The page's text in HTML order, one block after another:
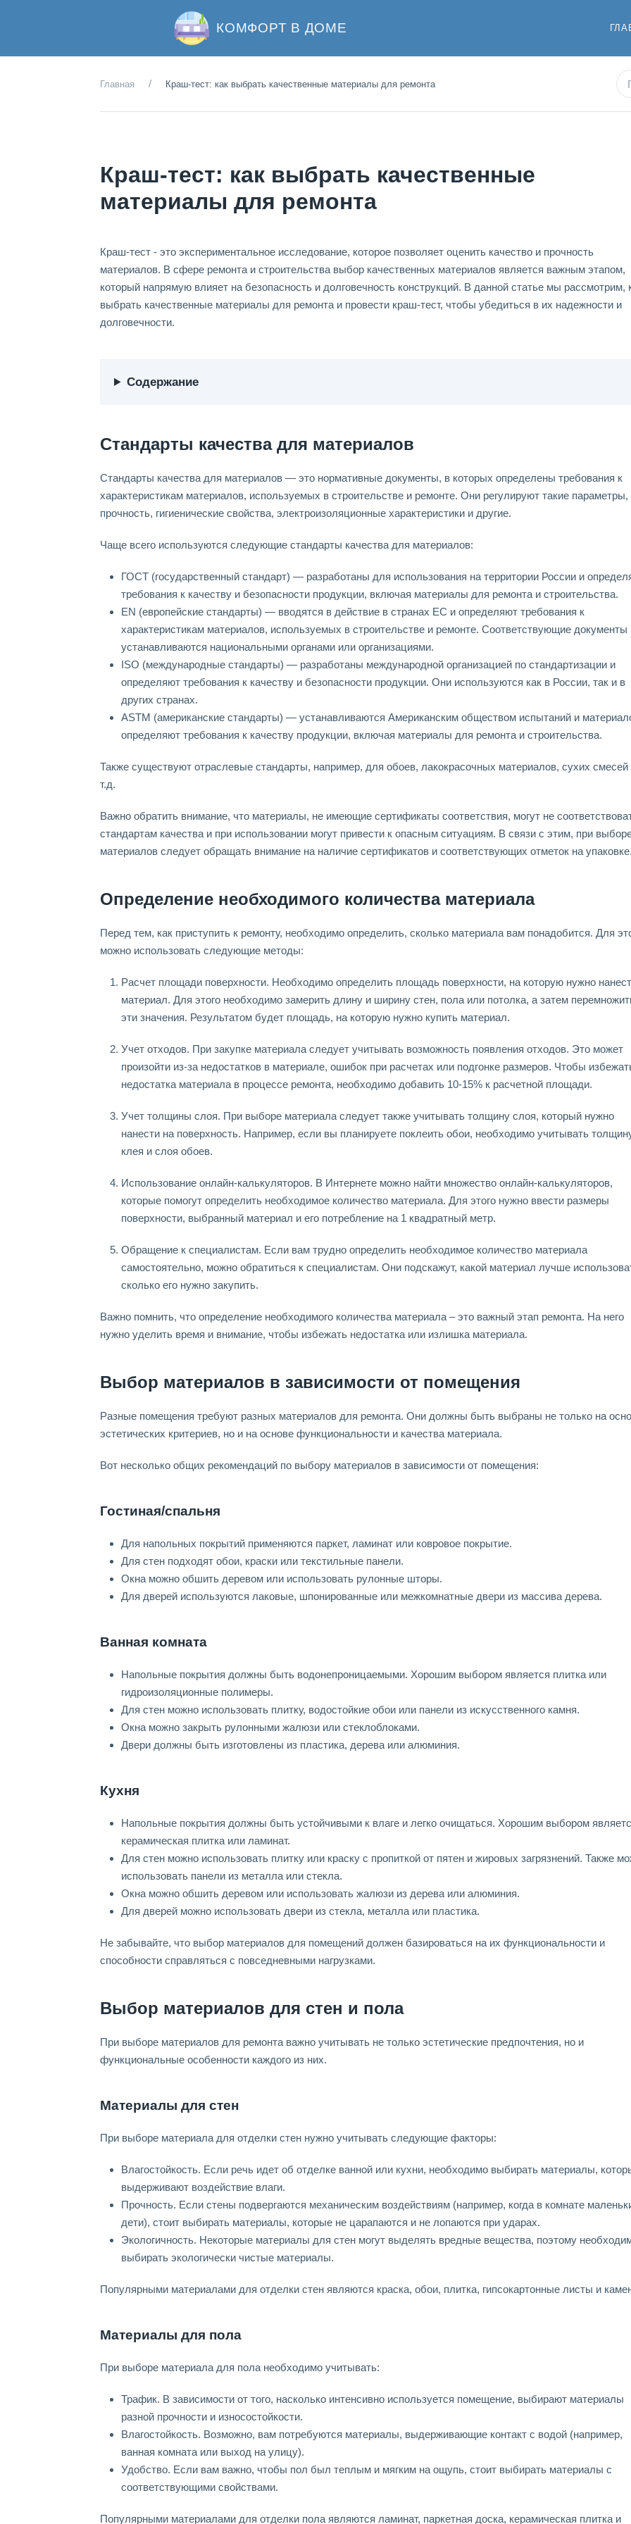
КОМФОРТ В ДОМЕ
Главная Краш-тест: как выбрать качественные материалы для ремонта
Краш-тест: как выбрать качественные
материалы для ремонта
Краш-тест - это экспериментальное исследование, которое позволяет оценить качество и прочность
материалов. В сфере ремонта и строительства выбор качественных материалов является важным этапом,
который напрямую влияет на безопасность и долговечность конструкций. В данной статье мы рассмотрим,
выбрать качественные материалы для ремонта и провести краш-тест, чтобы убедиться в их надежности и
долговечности.
Содержание
Стандарты качества для материалов
Стандарты качества для материалов — это нормативные документы, в которых определены требования к
характеристикам материалов, используемых в строительстве и ремонте. Они регулируют такие параметры,
прочность, гигиенические свойства, электроизоляционные характеристики и другие.
Чаще всего используются следующие стандарты качества для материалов:
ГОСТ (государственный стандарт) — разработаны для использования на территории России и
требования к качеству и безопасности продукции, включая материалы для ремонта и строительства.
EN (европейские стандарты) — вводятся в действие в странах ЕС и определяют требования к
характеристикам материалов, используемых в строительстве и ремонте. Соответствующие документы
устанавливаются национальными органами или организациями.
ISO (международные стандарты) — разработаны международной организацией по стандартизации и
определяют требования к качеству и безопасности продукции. Они используются как в России, так и в
других странах.
ASTM (американские стандарты) — устанавливаются Американским обществом испытаний и
определяют требования к качеству продукции, включая материалы для ремонта и строительства.
Также существуют отраслевые стандарты, например, для обоев, лакокрасочных материалов, сухих смесей
т.д.
Важно обратить внимание, что материалы, не имеющие сертификаты соответствия, могут не
стандартам качества и при использовании могут привести к опасным ситуациям. В связи с этим, при
материалов следует обращать внимание на наличие сертификатов и соответствующих отметок на упаковке.
Определение необходимого количества материала
Перед тем, как приступить к ремонту, необходимо определить, сколько материала вам понадобится. Для
можно использовать следующие методы:
Расчет площади поверхности. Необходимо определить площадь поверхности, на которую нужно
материал. Для этого необходимо замерить длину и ширину стен, пола или потолка, а затем
эти значения. Результатом будет площадь, на которую нужно купить материал.
Учет отходов. При закупке материала следует учитывать возможность появления отходов. Это может
произойти из-за недостатков в материале, ошибок при расчетах или подгонке размеров. Чтобы
недостатка материала в процессе ремонта, необходимо добавить 10-15% к расчетной площади.
Учет толщины слоя. При выборе материала следует также учитывать толщину слоя, который нужно
нанести на поверхность. Например, если вы планируете поклеить обои, необходимо учитывать
клея и слоя обоев.
Использование онлайн-калькуляторов. В Интернете можно найти множество онлайн-калькуляторов,
которые помогут определить необходимое количество материала. Для этого нужно ввести размеры
поверхности, выбранный материал и его потребление на 1 квадратный метр.
Обращение к специалистам. Если вам трудно определить необходимое количество материала
самостоятельно, можно обратиться к специалистам. Они подскажут, какой материал лучше
сколько его нужно закупить.
Важно помнить, что определение необходимого количества материала – это важный этап ремонта. На него
нужно уделить время и внимание, чтобы избежать недостатка или излишка материала.
Выбор материалов в зависимости от помещения
Разные помещения требуют разных материалов для ремонта. Они должны быть выбраны не только на
эстетических критериев, но и на основе функциональности и качества материала.
Вот несколько общих рекомендаций по выбору материалов в зависимости от помещения:
Гостиная/спальня
Для напольных покрытий применяются паркет, ламинат или ковровое покрытие.
Для стен подходят обои, краски или текстильные панели.
Окна можно обшить деревом или использовать рулонные шторы.
Для дверей используются лаковые, шпонированные или межкомнатные двери из массива дерева.
Ванная комната
Напольные покрытия должны быть водонепроницаемыми. Хорошим выбором является плитка или
гидроизоляционные полимеры.
Для стен можно использовать плитку, водостойкие обои или панели из искусственного камня.
Окна можно закрыть рулонными жалюзи или стеклоблоками.
Двери должны быть изготовлены из пластика, дерева или алюминия.
Кухня
Напольные покрытия должны быть устойчивыми к влаге и легко очищаться. Хорошим выбором
керамическая плитка или ламинат.
Для стен можно использовать плитку или краску с пропиткой от пятен и жировых загрязнений. Также
использовать панели из металла или стекла.
Окна можно обшить деревом или использовать жалюзи из дерева или алюминия.
Для дверей можно использовать двери из стекла, металла или пластика.
Не забывайте, что выбор материалов для помещений должен базироваться на их функциональности и
способности справляться с повседневными нагрузками.
Выбор материалов для стен и пола
При выборе материалов для ремонта важно учитывать не только эстетические предпочтения, но и
функциональные особенности каждого из них.
Материалы для стен
При выборе материала для отделки стен нужно учитывать следующие факторы:
Влагостойкость. Если речь идет об отделке ванной или кухни, необходимо выбирать материалы,
выдерживают воздействие влаги.
Прочность. Если стены подвергаются механическим воздействиям (например, когда в комнате
дети), стоит выбирать материалы, которые не царапаются и не лопаются при ударах.
Экологичность. Некоторые материалы для стен могут выделять вредные вещества, поэтому
выбирать экологически чистые материалы.
Популярными материалами для отделки стен являются краска, обои, плитка, гипсокартонные листы и
Материалы для пола
При выборе материала для пола необходимо учитывать:
Трафик. В зависимости от того, насколько интенсивно используется помещение, выбирают материалы
разной прочности и износостойкости.
Влагостойкость. Возможно, вам потребуются материалы, выдерживающие контакт с водой (например,
ванная комната или выход на улицу).
Удобство. Если вам важно, чтобы пол был теплым и мягким на ощупь, стоит выбирать материалы с
соответствующими свойствами.
Популярными материалами для отделки пола являются ламинат, паркетная доска, керамическая плитка и